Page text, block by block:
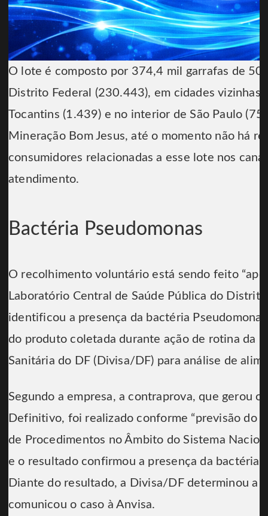
O lote é composto por 374,4 mil garrafas de
Distrito Federal (230.443), em cidades vizinhas
Tocantins (1.439) e no interior de São Paulo
Mineração Bom Jesus, até o momento não há
consumidores relacionadas a esse lote nos
atendimento.
Bactéria Pseudomonas
O recolhimento voluntário está sendo feito
Laboratório Central de Saúde Pública do
identificou a presença da bactéria
do produto coletada durante ação de rotina da
Sanitária do DF (Divisa/DF) para análise de
Segundo a empresa, a contraprova, que gerou o
Definitivo, foi realizado conforme “previsão do
de Procedimentos no Âmbito do Sistema
e o resultado confirmou a presença da bactéria
Diante do resultado, a Divisa/DF determinou a
comunicou o caso à Anvisa.